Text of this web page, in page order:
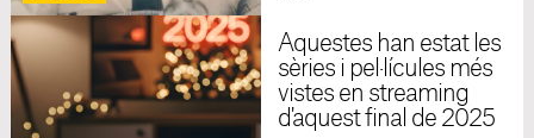
Aquestes han estat les
sèries i pel·lícules més
vistes en streaming
d'aquest final de 2025